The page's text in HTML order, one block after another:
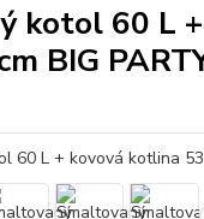
kotol 60 L
BIG